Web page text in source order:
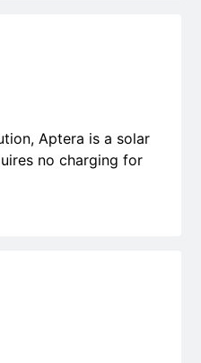
Aptera is a solar
no charging for